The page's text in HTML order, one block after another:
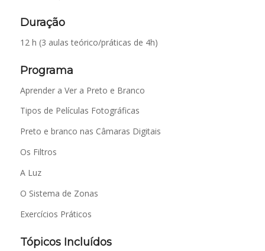
Duração
12 h (3 aulas teórico/práticas de 4h)
Programa
Aprender a Ver a Preto e Branco
Tipos de Películas Fotográficas
Preto e branco nas Câmaras Digitais
Os Filtros
A Luz
O Sistema de Zonas
Exercícios Práticos
Tópicos Incluídos